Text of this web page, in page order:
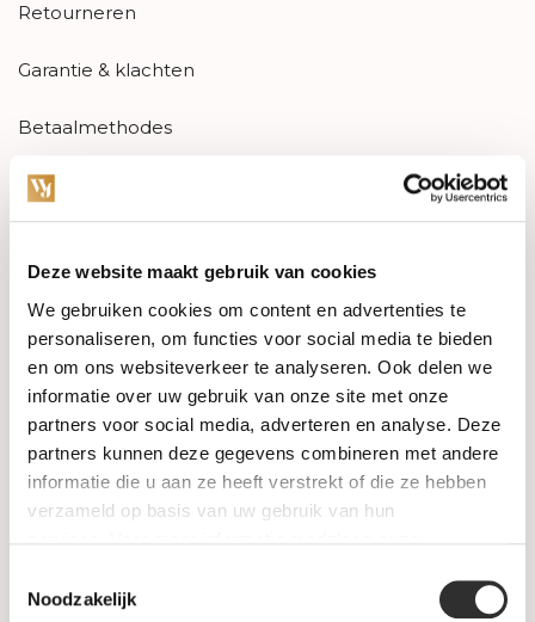
Deze website maakt gebruik van cookies
We gebruiken cookies om content en advertenties te
personaliseren, om functies voor social media te bieden
en om ons websiteverkeer te analyseren. Ook delen we
informatie over uw gebruik van onze site met onze
partners voor social media, adverteren en analyse. Deze
partners kunnen deze gegevens combineren met andere
informatie die u aan ze heeft verstrekt of die ze hebben
verzameld op basis van uw gebruik van hun
Noodzakelijk
Retourneren
Garantie & klachten
Betaalmethodes
Sitemap
Categories
Watches
Jewellery
Wedding rings
PRE-OWNED
Maatwerk